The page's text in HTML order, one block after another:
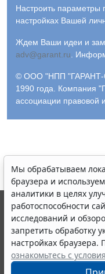
Настроить параметры
настройках Вашей
Ждем Ваши идеи и
adv@garant.ru
© ООО "НПП "ГАРАНТ-
1990 года. Компания
ассоциации
Мы обрабатываем
браузера и
аналитики в целях
работоспособности
исследований и
запретить обработку
настройках браузера.
ознакомьтесь с
© ООО "НПП "ГАРАНТ-
выпускается с 1990
являются
информации ГАРАНТ.
Портал ГАРАНТ.РУ